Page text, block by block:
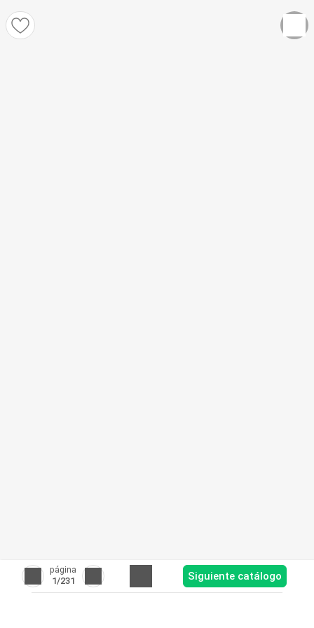
página
1/231 Siguiente catálogo